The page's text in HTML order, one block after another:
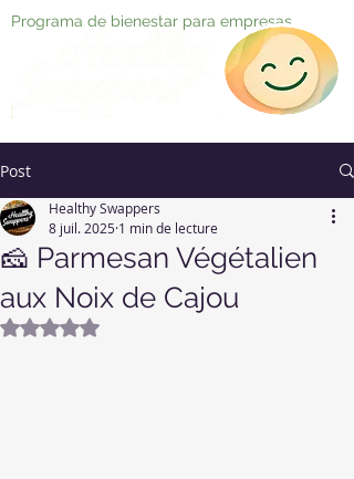
Programa de bienestar para empresas
Post
🧀 Parmesan Végétalien
aux Noix de Cajou
Healthy Swappers
8 juil. 2025 1 min de lecture
Noté NaN étoiles sur 5.